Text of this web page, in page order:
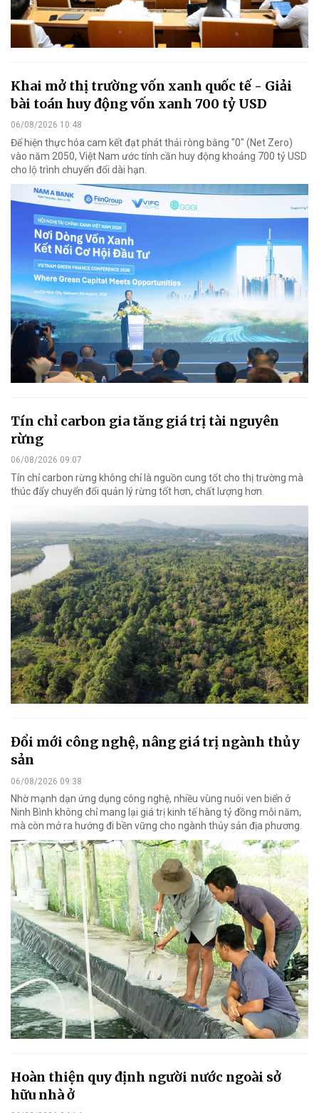
Khai mở thị trường vốn xanh quốc tế - Giải
bài toán huy động vốn xanh 700 tỷ USD
06/08/2026 10:48
Để hiện thực hóa cam kết đạt phát thải ròng bằng "0" (Net Zero)
vào năm 2050, Việt Nam ước tính cần huy động khoảng 700 tỷ USD
cho lộ trình chuyển đổi dài hạn.
Tín chỉ carbon gia tăng giá trị tài nguyên
rừng
06/08/2026 09:07
Tín chỉ carbon rừng không chỉ là nguồn cung tốt cho thị trường mà
thúc đẩy chuyển đổi quản lý rừng tốt hơn, chất lượng hơn.
Đổi mới công nghệ, nâng giá trị ngành thủy
sản
06/08/2026 09:38
Nhờ mạnh dạn ứng dụng công nghệ, nhiều vùng nuôi ven biển ở
Ninh Bình không chỉ mang lại giá trị kinh tế hàng tỷ đồng mỗi năm,
mà còn mở ra hướng đi bền vững cho ngành thủy sản địa phương.
Hoàn thiện quy định người nước ngoài sở
hữu nhà ở